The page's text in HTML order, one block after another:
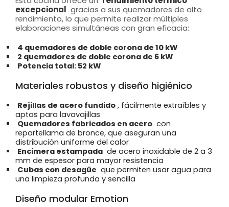
excepcional gracias a sus quemadores de alto
rendimiento, lo que permite realizar múltiples
elaboraciones simultáneas con gran eficacia:
4 quemadores de doble corona de 10 kW
2 quemadores de doble corona de 6 kW
Potencia total: 52 kW
Materiales robustos y diseño higiénico
Rejillas de acero fundido , fácilmente extraíbles y
aptas para lavavajillas
Quemadores fabricados en acero con
repartellama de bronce, que aseguran una
distribución uniforme del calor
Encimera estampada de acero inoxidable de 2 a 3
mm de espesor para mayor resistencia
Cubas con desagüe que permiten usar agua para
una limpieza profunda y sencilla
Diseño modular Emotion